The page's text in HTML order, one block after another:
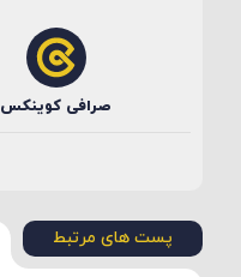
صرافی کوینکس
پست های مرتبط